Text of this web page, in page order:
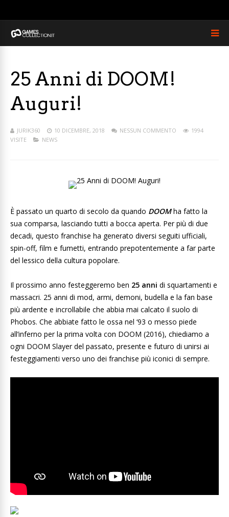
25 Anni di DOOM!
Auguri!
JURIK360 10 DICEMBRE, 2018 NESSUN COMMENTO
1994
VISITE
NEWS
È passato un quarto di secolo da quando DOOMha fatto la
sua comparsa, lasciando tutti a bocca aperta. Per più di due
decadi, questo franchise ha generato diversi seguiti ufficiali,
spin-off, film e fumetti, entrando prepotentemente a far parte
del lessico della cultura popolare.
Il prossimo anno festeggeremo ben 25 anni di squartamenti e
massacri. 25 anni di mod, armi, demoni, budella e la fan base
più ardente e incrollabile che abbia mai calcato il suolo di
Phobos. Che abbiate fatto le ossa nel ‘93 o messo piede
all’inferno per la prima volta con DOOM (2016), chiediamo a
ogni DOOM Slayer del passato, presente e futuro di unirsi ai
festeggiamenti verso uno dei franchise più iconici di sempre.